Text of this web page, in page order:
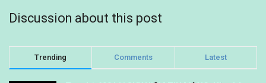
Discussion about this post
Trending Comments Latest